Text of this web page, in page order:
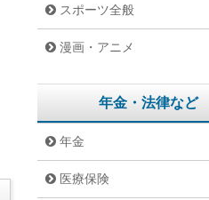
スポーツ全般
漫画・アニメ
年金・法律など
年金
医療保険